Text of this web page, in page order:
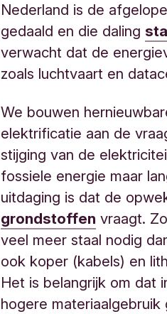
Nederland is de
gedaald en die daling
verwacht dat de
zoals luchtvaart en
We bouwen
elektrificatie aan de
stijging van de
fossiele energie maar
uitdaging is dat de
grondstoffen vraagt.
veel meer staal nodig
ook koper (kabels) en
Het is belangrijk om dat
hogere